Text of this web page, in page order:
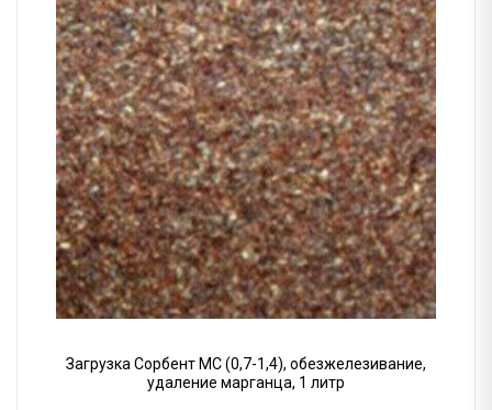
Загрузка Сорбент МС (0,7-1,4), обезжелезивание,
удаление марганца, 1 литр